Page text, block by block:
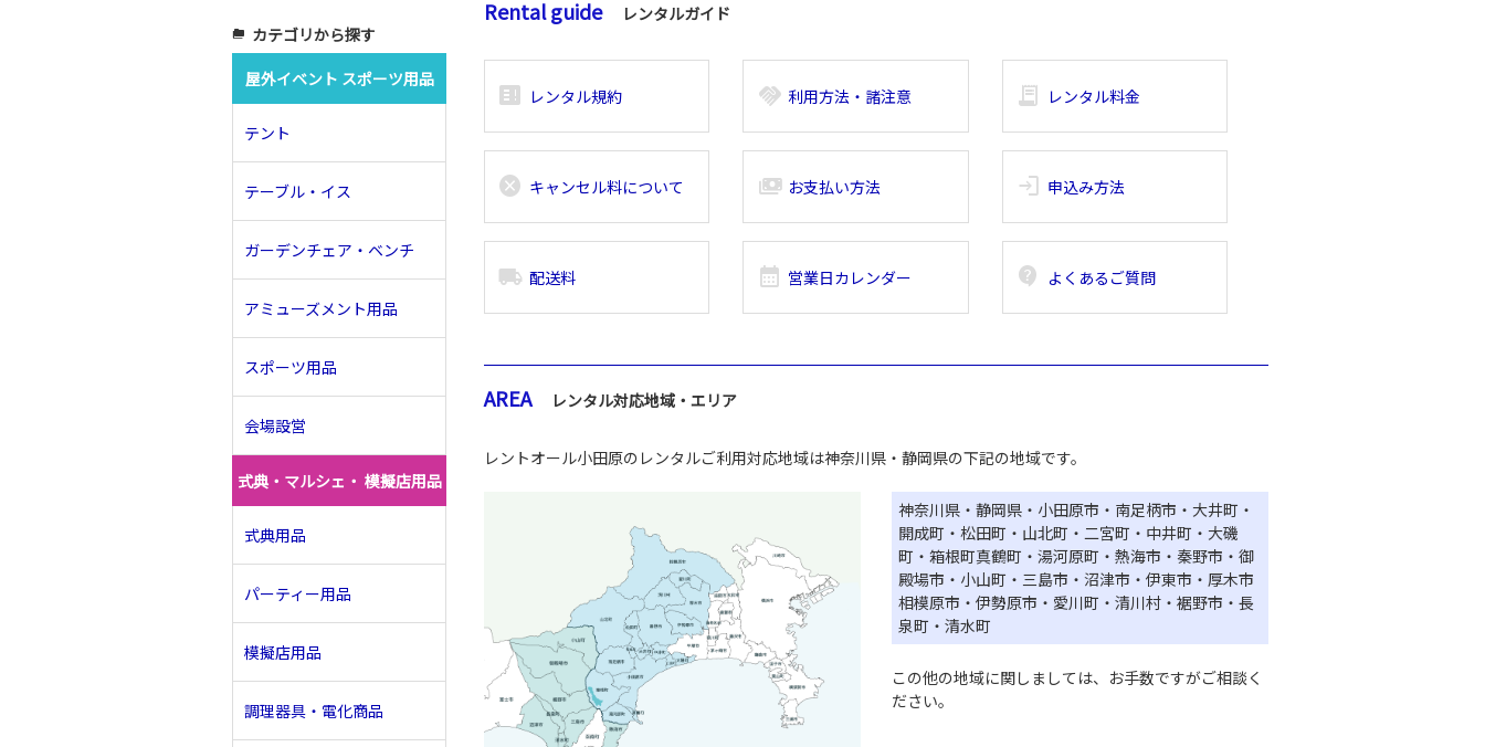
Rental guide レンタルガイド
breaking_news_alt_1 レンタル規約 handshake 利用方法・諸注意 receipt_long レンタル料金
cancel キャンセル料について payments お支払い方法 login 申込み方法
local_shipping 配送料 calendar_month 営業日カレンダー contact_support よくあるご質問
AREA レンタル対応地域・エリア
レントオール小田原のレンタルご利用対応地域は神奈川県・静岡県の下記の地域です。
神奈川県・静岡県・小田原市・南足柄市・大井町・
開成町・松田町・山北町・二宮町・中井町・大磯
町・箱根町真鶴町・湯河原町・熱海市・秦野市・御
殿場市・小山町・三島市・沼津市・伊東市・厚木市
相模原市・伊勢原市・愛川町・清川村・裾野市・長
泉町・清水町
この他の地域に関しましては、お手数ですがご相談く
ださい。
folder_copy カテゴリから探す
屋外イベント スポーツ用品
テント
テーブル・イス
ガーデンチェア・ベンチ
アミューズメント用品
スポーツ用品
会場設営
式典・マルシェ・ 模擬店用品
式典用品
パーティー用品
模擬店用品
調理器具・電化商品